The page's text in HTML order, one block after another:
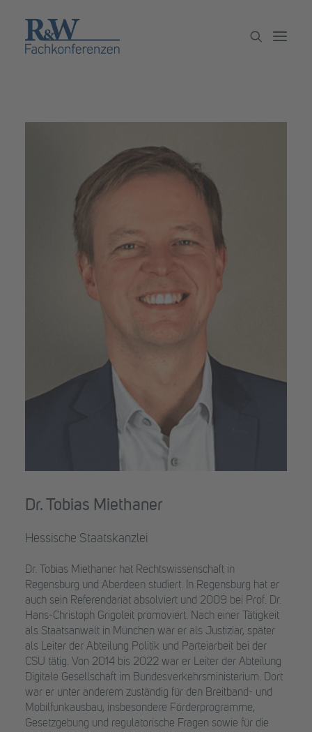
Newsletter
Dr. Tobias Miethaner
Hessische Staatskanzlei
Dr. Tobias Miethaner hat Rechtswissenschaft in
Regensburg und Aberdeen studiert. In Regensburg hat er
auch sein Referendariat absolviert und 2009 bei Prof. Dr.
Hans-Christoph Grigoleit promoviert. Nach einer Tätigkeit
als Staatsanwalt in München war er als Justiziar, später
als Leiter der Abteilung Politik und Parteiarbeit bei der
CSU tätig. Von 2014 bis 2022 war er Leiter der Abteilung
Digitale Gesellschaft im Bundesverkehrsministerium. Dort
war er unter anderem zuständig für den Breitband- und
Mobilfunkausbau, insbesondere Förderprogramme,
Gesetzgebung und regulatorische Fragen sowie für die